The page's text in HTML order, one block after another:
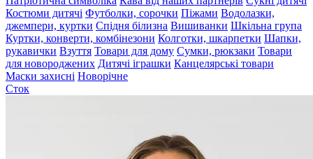
Костюми дитячі Футболки, сорочки Піжами Водолазки,
джемпери, куртки Спідня білизна Вишиванки Шкільна група
Куртки, конверти, комбінезони Колготки, шкарпетки Шапки,
рукавички Взуття Товари для дому Сумки, рюкзаки Товари
для новороджених Дитячі іграшки Канцелярські товари
Маски захисні Новорічне
Сток